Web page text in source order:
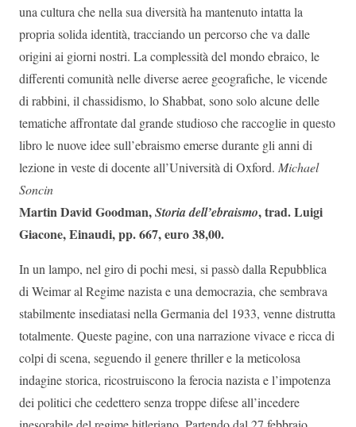
una cultura che nella sua diversità ha mantenuto intatta la
propria solida identità, tracciando un percorso che va dalle
origini ai giorni nostri. La complessità del mondo ebraico, le
differenti comunità nelle diverse aeree geografiche, le vicende
di rabbini, il chassidismo, lo Shabbat, sono solo alcune delle
tematiche affrontate dal grande studioso che raccoglie in questo
libro le nuove idee sull’ebraismo emerse durante gli anni di
lezione in veste di docente all’Università di Oxford. Michael
Soncin
Martin David Goodman,Storia dell’ebraismo, trad. Luigi
Giacone, Einaudi, pp. 667, euro 38,00.
In un lampo, nel giro di pochi mesi, si passò dalla Repubblica
di Weimar al Regime nazista e una democrazia, che sembrava
stabilmente insediatasi nella Germania del 1933, venne distrutta
totalmente. Queste pagine, con una narrazione vivace e ricca di
colpi di scena, seguendo il genere thriller e la meticolosa
indagine storica, ricostruiscono la ferocia nazista e l’impotenza
dei politici che cedettero senza troppe difese all’incedere